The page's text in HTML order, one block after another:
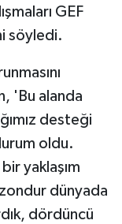
GEF
söyledi.
'Bu alanda
desteği
oldu.
yaklaşım
dünyada
dördüncü